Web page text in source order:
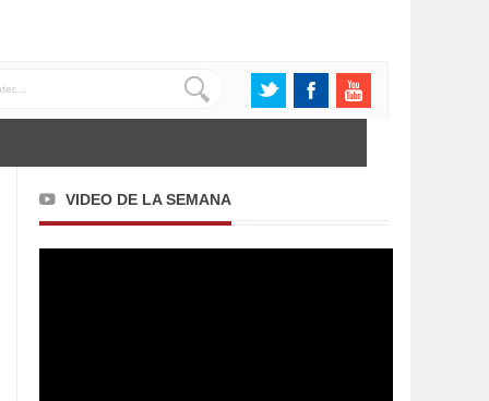
VIDEO DE LA SEMANA